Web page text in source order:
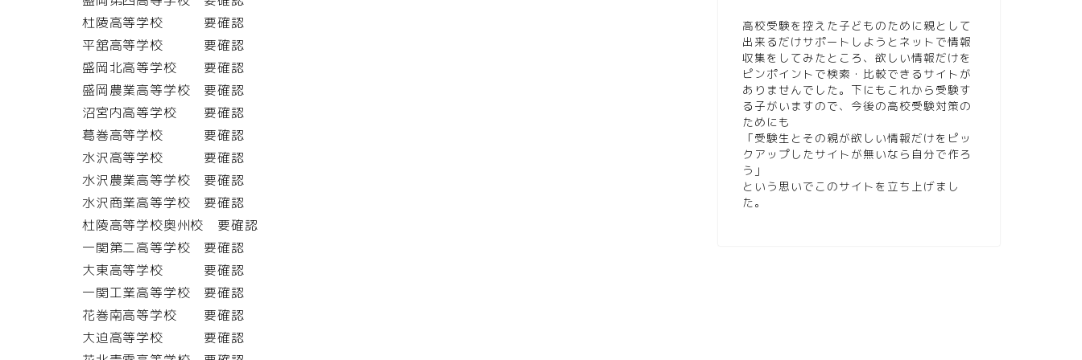
杜陵高等学校 要確認
平舘高等学校 要確認
盛岡北高等学校 要確認
盛岡農業高等学校 要確認
沼宮内高等学校 要確認
葛巻高等学校 要確認
水沢高等学校 要確認
水沢農業高等学校 要確認
水沢商業高等学校 要確認
杜陵高等学校奥州校 要確認
一関第二高等学校 要確認
大東高等学校 要確認
一関工業高等学校 要確認
花巻南高等学校 要確認
大迫高等学校 要確認
高校受験を控えた子どものために親として
出来るだけサポートしようとネットで情報
収集をしてみたところ、欲しい情報だけを
ピンポイントで検索・比較できるサイトが
ありませんでした。下にもこれから受験す
る子がいますので、今後の高校受験対策の
ためにも
「受験生とその親が欲しい情報だけをピッ
クアップしたサイトが無いなら自分で作ろ
う」
という思いでこのサイトを立ち上げまし
た。